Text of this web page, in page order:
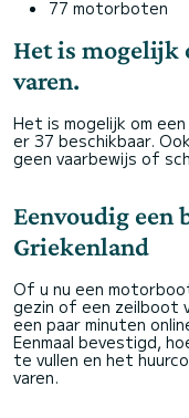
77 motorboten
Het is mogelijk
varen.
Het is mogelijk om
er 37 beschikbaar.
geen vaarbewijs of
Eenvoudig een
Griekenland
Of u nu een
gezin of een zeilboot
een paar minuten
Eenmaal bevestigd,
te vullen en het
varen.